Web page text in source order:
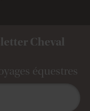
Cheval
équestres